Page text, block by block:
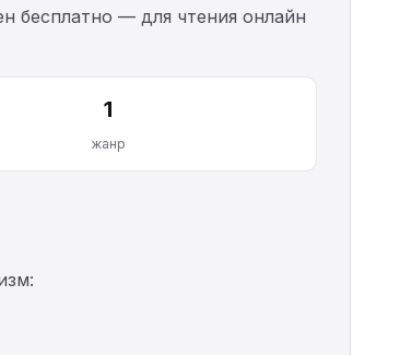
бесплатно — для чтения онлайн
1
жанр